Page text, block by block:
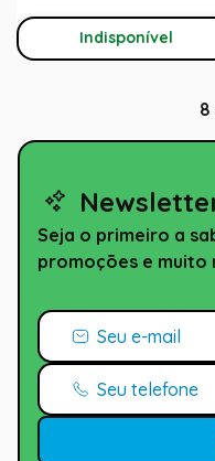
Indisponível
8
Seja o primeiro a
promoções e muito